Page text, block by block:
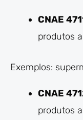
CNAE
produtos
Exemplos:
CNAE
produtos